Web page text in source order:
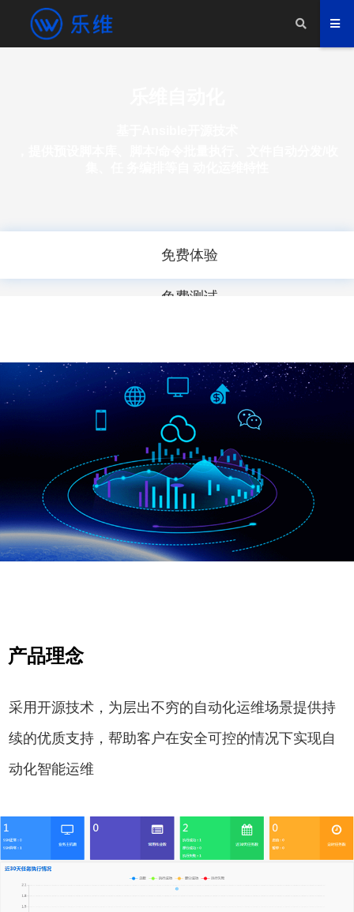
免费体验
免费测试
渠道及合作
产品理念
采用开源技术，为层出不穷的自动化运维场景提供持
续的优质支持，帮助客户在安全可控的情况下实现自
动化智能运维